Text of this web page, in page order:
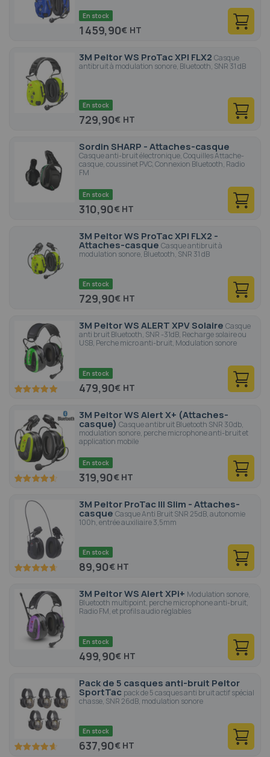
En stock
1 459,90€
3M Peltor WS ProTac XPI FLX2 Casque
antibruit à modulation sonore, Bluetooth, SNR 31 dB
En stock
729,90€
Sordin SHARP - Attaches-casque
Casque anti-bruit électronique, Coquilles Attache-
casque, coussinet PVC, Connexion Bluetooth, Radio
FM
En stock
310,90€
3M Peltor WS ProTac XPI FLX2 -
Attaches-casque Casque antibruit à
modulation sonore, Bluetooth, SNR 31 dB
En stock
729,90€
3M Peltor WS ALERT XPV Solaire Casque
anti bruit Bluetooth, SNR -31dB, Recharge solaire ou
USB, Perche micro anti-bruit, Modulation sonore
100 100
En stock
479,90€
3M Peltor WS Alert X+ (Attaches-
casque) Casque antibruit Bluetooth SNR 30db,
modulation sonore, perche microphone anti-bruit et
application mobile
92 100
En stock
319,90€
3M Peltor ProTac III Slim - Attaches-
casque Casque Anti Bruit SNR 25dB, autonomie
100h, entrée auxiliaire 3,5mm
93 100
En stock
89,90€
3M Peltor WS Alert XPi+ Modulation sonore,
Bluetooth multipoint, perche microphone anti-bruit,
Radio FM, et profils audio réglables
En stock
499,90€
Pack de 5 casques anti-bruit Peltor
SportTac pack de 5 casques anti bruit actif spécial
chasse, SNR 26dB, modulation sonore
92.6100
En stock
637,90€